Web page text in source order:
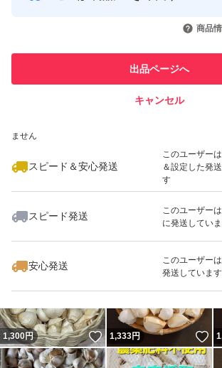
#黒にんにく
#黒ニンニク
#にんにく料理
引を完了させ
での取引実績が
ません
スピード＆安心発送
このユーザー
＆設定した発
す
スピード発送
このユーザー
に発送してい
安心発送
このユーザー
発送しています
商品
出品ページへ
キャンセル
1,300円 いいね！
1,333円